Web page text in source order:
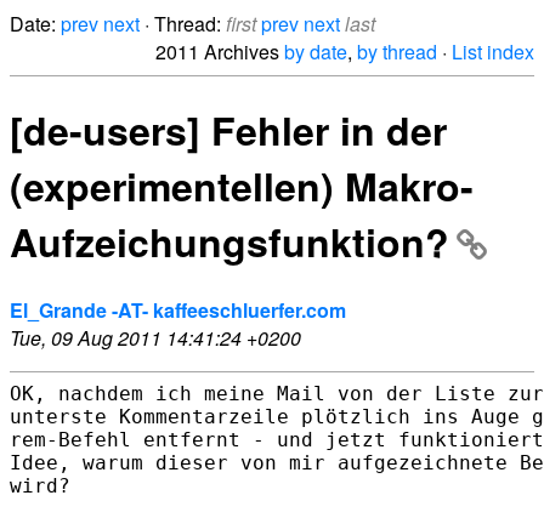
Date: prev next · Thread: firstprev nextlast
2011 Archivesby date, by thread · List index
[de-users] Fehler in der
(experimentellen) Makro-
Aufzeichungsfunktion?
El_Grande -AT- kaffeeschluerfer.com
Tue, 09 Aug 2011 14:41:24 +0200
OK, nachdem ich meine Mail von der Liste
unterste Kommentarzeile plötzlich ins Auge
rem-Befehl entfernt - und jetzt
Idee, warum dieser von mir aufgezeichnete
wird?